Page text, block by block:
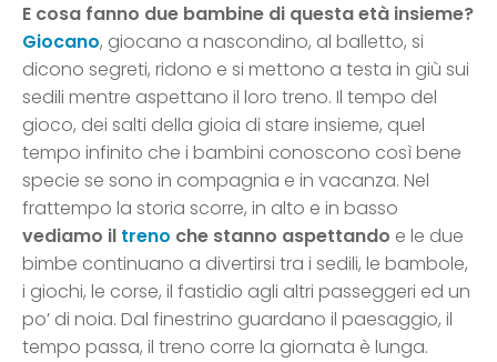
E cosa fanno due bambine di questa età insieme?
Giocano, giocano a nascondino, al balletto, si
dicono segreti, ridono e si mettono a testa in giù sui
sedili mentre aspettano il loro treno. Il tempo del
gioco, dei salti della gioia di stare insieme, quel
tempo infinito che i bambini conoscono così bene
specie se sono in compagnia e in vacanza. Nel
frattempo la storia scorre, in alto e in basso
vediamo il treno che stanno aspettando e le due
bimbe continuano a divertirsi tra i sedili, le bambole,
i giochi, le corse, il fastidio agli altri passeggeri ed un
po’ di noia. Dal finestrino guardano il paesaggio, il
tempo passa, il treno corre la giornata è lunga.